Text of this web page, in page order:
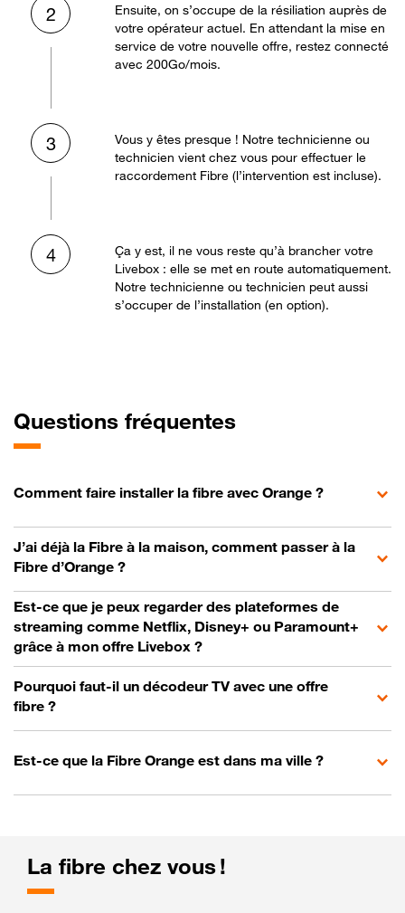
2
Ensuite, on s’occupe de la résiliation auprès de
votre opérateur actuel. En attendant la mise en
service de votre nouvelle offre, restez connecté
avec 200Go/mois.
3
Vous y êtes presque ! Notre technicienne ou
technicien vient chez vous pour effectuer le
raccordement Fibre (l’intervention est incluse).
4
Ça y est, il ne vous reste qu’à brancher votre
Livebox : elle se met en route automatiquement.
Notre technicienne ou technicien peut aussi
s’occuper de l’installation (en option).
Questions fréquentes
Comment faire installer la fibre avec Orange ?
J’ai déjà la Fibre à la maison, comment passer à la
Fibre d’Orange ?
Est-ce que je peux regarder des plateformes de
streaming comme Netflix, Disney+ ou Paramount+
grâce à mon offre Livebox ?
Pourquoi faut-il un décodeur TV avec une offre
fibre ?
Est-ce que la Fibre Orange est dans ma ville ?
La fibre chez vous !